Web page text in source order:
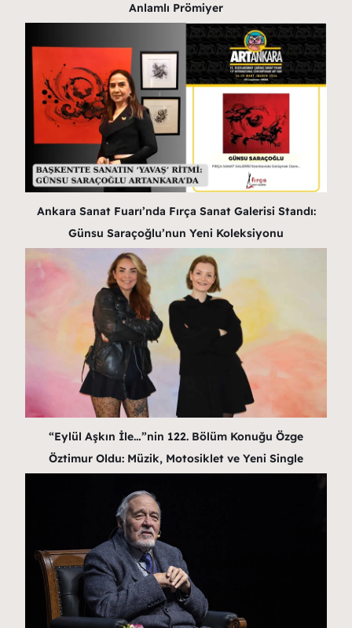
Anlamlı Prömiyer
Ankara Sanat Fuarı’nda Fırça Sanat Galerisi Standı:
Günsu Saraçoğlu’nun Yeni Koleksiyonu
“Eylül Aşkın İle…”nin 122. Bölüm Konuğu Özge
Öztimur Oldu: Müzik, Motosiklet ve Yeni Single